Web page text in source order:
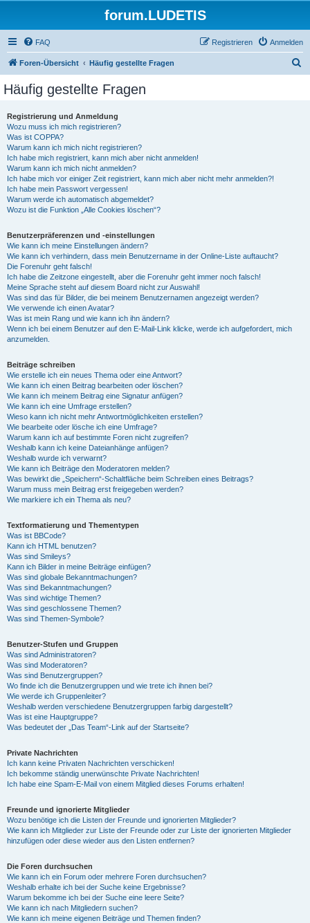
forum.LUDETIS
FAQ Anmelden
Registrieren
Foren-Übersicht Häufig gestellte Fragen
Häufig gestellte Fragen
Registrierung und Anmeldung
Wozu muss ich mich registrieren?
Was ist COPPA?
Warum kann ich mich nicht registrieren?
Ich habe mich registriert, kann mich aber nicht anmelden!
Warum kann ich mich nicht anmelden?
Ich habe mich vor einiger Zeit registriert, kann mich aber nicht mehr anmelden?!
Ich habe mein Passwort vergessen!
Warum werde ich automatisch abgemeldet?
Wozu ist die Funktion „Alle Cookies löschen“?
Benutzerpräferenzen und -einstellungen
Wie kann ich meine Einstellungen ändern?
Wie kann ich verhindern, dass mein Benutzername in der Online-Liste auftaucht?
Die Forenuhr geht falsch!
Ich habe die Zeitzone eingestellt, aber die Forenuhr geht immer noch falsch!
Meine Sprache steht auf diesem Board nicht zur Auswahl!
Was sind das für Bilder, die bei meinem Benutzernamen angezeigt werden?
Wie verwende ich einen Avatar?
Was ist mein Rang und wie kann ich ihn ändern?
Wenn ich bei einem Benutzer auf den E-Mail-Link klicke, werde ich aufgefordert, mich
anzumelden.
Beiträge schreiben
Wie erstelle ich ein neues Thema oder eine Antwort?
Wie kann ich einen Beitrag bearbeiten oder löschen?
Wie kann ich meinem Beitrag eine Signatur anfügen?
Wie kann ich eine Umfrage erstellen?
Wieso kann ich nicht mehr Antwortmöglichkeiten erstellen?
Wie bearbeite oder lösche ich eine Umfrage?
Warum kann ich auf bestimmte Foren nicht zugreifen?
Weshalb kann ich keine Dateianhänge anfügen?
Weshalb wurde ich verwarnt?
Wie kann ich Beiträge den Moderatoren melden?
Was bewirkt die „Speichern“-Schaltfläche beim Schreiben eines Beitrags?
Warum muss mein Beitrag erst freigegeben werden?
Wie markiere ich ein Thema als neu?
Textformatierung und Thementypen
Was ist BBCode?
Kann ich HTML benutzen?
Was sind Smileys?
Kann ich Bilder in meine Beiträge einfügen?
Was sind globale Bekanntmachungen?
Was sind Bekanntmachungen?
Was sind wichtige Themen?
Was sind geschlossene Themen?
Was sind Themen-Symbole?
Benutzer-Stufen und Gruppen
Was sind Administratoren?
Was sind Moderatoren?
Was sind Benutzergruppen?
Wo finde ich die Benutzergruppen und wie trete ich ihnen bei?
Wie werde ich Gruppenleiter?
Weshalb werden verschiedene Benutzergruppen farbig dargestellt?
Was ist eine Hauptgruppe?
Was bedeutet der „Das Team“-Link auf der Startseite?
Private Nachrichten
Ich kann keine Privaten Nachrichten verschicken!
Ich bekomme ständig unerwünschte Private Nachrichten!
Ich habe eine Spam-E-Mail von einem Mitglied dieses Forums erhalten!
Freunde und ignorierte Mitglieder
Wozu benötige ich die Listen der Freunde und ignorierten Mitglieder?
Wie kann ich Mitglieder zur Liste der Freunde oder zur Liste der ignorierten Mitglieder
hinzufügen oder diese wieder aus den Listen entfernen?
Die Foren durchsuchen
Wie kann ich ein Forum oder mehrere Foren durchsuchen?
Weshalb erhalte ich bei der Suche keine Ergebnisse?
Warum bekomme ich bei der Suche eine leere Seite?
Wie kann ich nach Mitgliedern suchen?
Wie kann ich meine eigenen Beiträge und Themen finden?